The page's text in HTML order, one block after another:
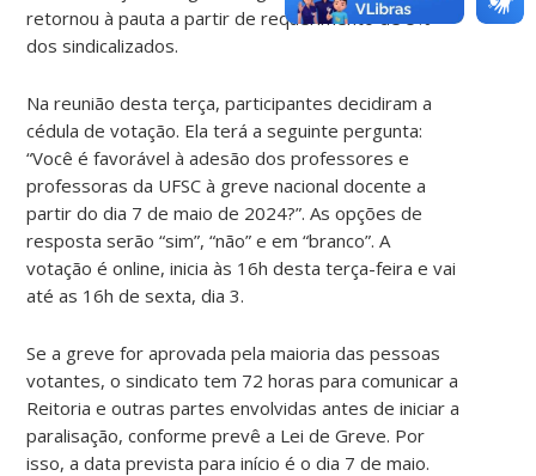
retornou à pauta a partir de requerimento de 5%
dos sindicalizados.
Na reunião desta terça, participantes decidiram a
cédula de votação. Ela terá a seguinte pergunta:
“Você é favorável à adesão dos professores e
professoras da UFSC à greve nacional docente a
partir do dia 7 de maio de 2024?”. As opções de
resposta serão “sim”, “não” e em “branco”. A
votação é online, inicia às 16h desta terça-feira e vai
até as 16h de sexta, dia 3.
Se a greve for aprovada pela maioria das pessoas
votantes, o sindicato tem 72 horas para comunicar a
Reitoria e outras partes envolvidas antes de iniciar a
paralisação, conforme prevê a Lei de Greve. Por
isso, a data prevista para início é o dia 7 de maio.